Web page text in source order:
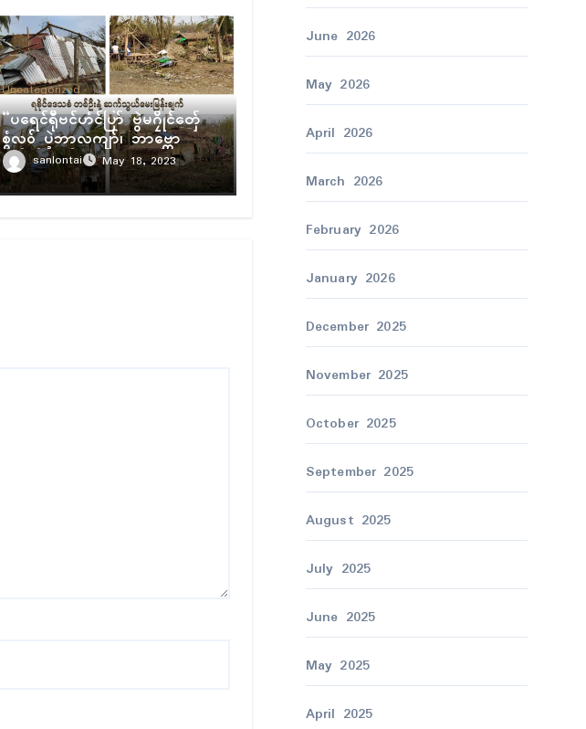
Uncategorized
“ပရေၚ်ရီုဗၚ်ဟံၚ်ပြာ် ဗွဲမဂၠိုၚ်တှ်ေ
စွံလဝ် ပ္ဍဲဘာလကျာ်၊ ဘာဗ္တော
န်လိက်ကွာန်ရ။ ဆ္ဂး ပ္ဍဲဒၞာဲဂှ်လေ
ဝ် ဂီုကၠီုဟာ ဟွံဂီုကၠီုပုဟ်။ ကၟဳတ
အ် မုတအ်ကယျာတိတ်လေဝ် နွံရ။
sanlontai May 18, 2023
June 2026
May 2026
April 2026
March 2026
February 2026
January 2026
December 2025
November 2025
October 2025
September 2025
August 2025
July 2025
June 2025
May 2025
April 2025